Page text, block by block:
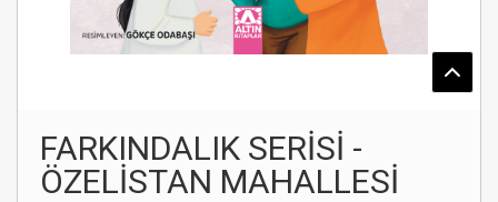
FARKINDALIK SERİSİ -
ÖZELİSTAN MAHALLESİ